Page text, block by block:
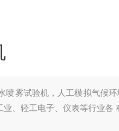
喷雾试验机，人工模拟气候
、轻工电子、仪表等行业各